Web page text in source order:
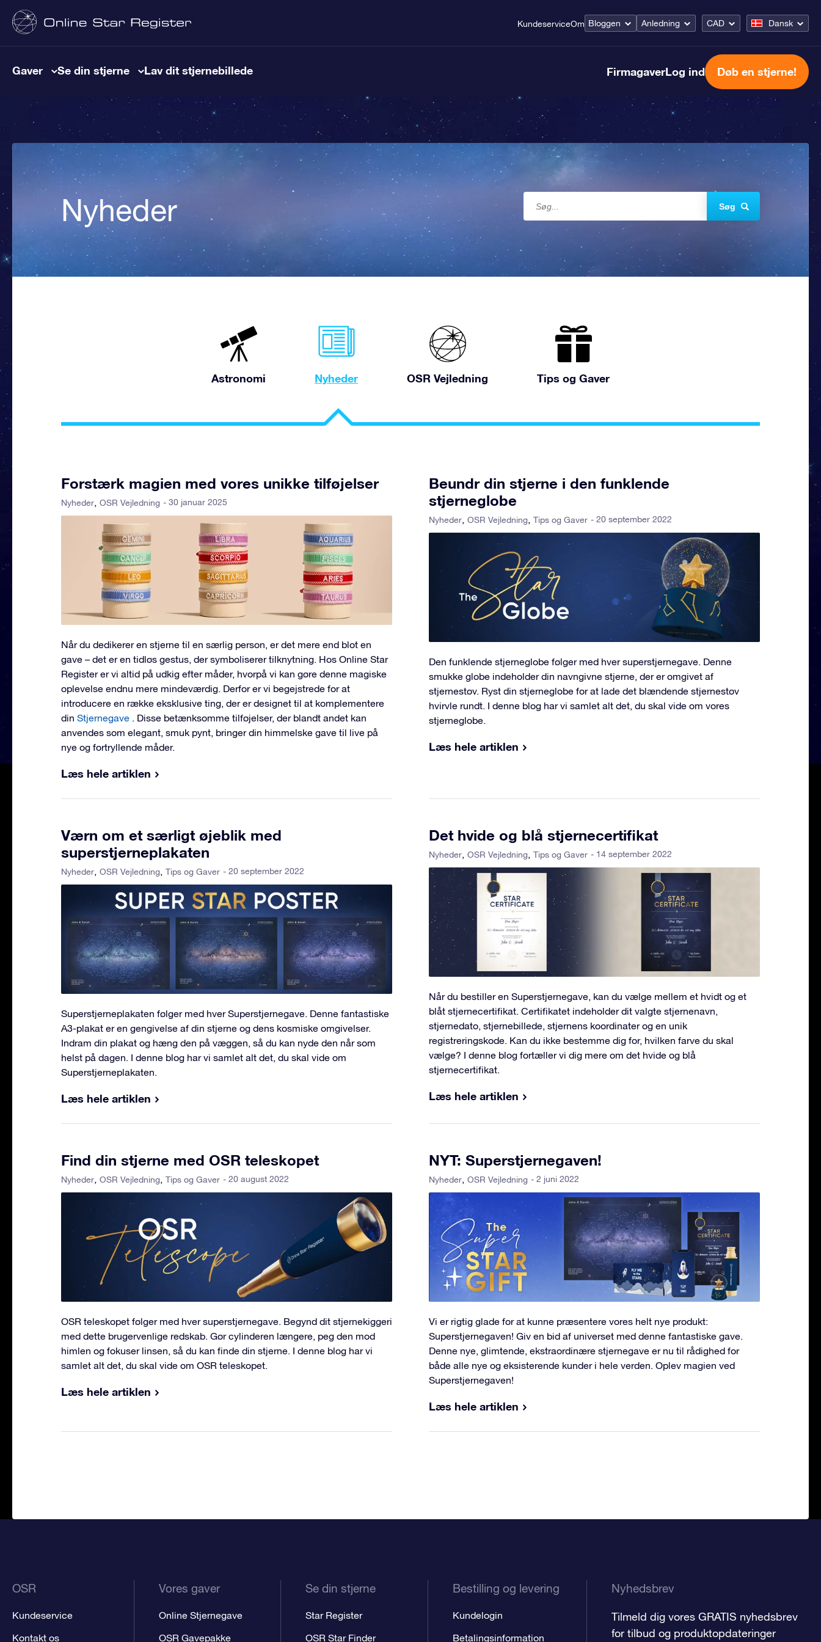
KundeserviceOm Bloggen Anledning CAD Dansk
Gaver Se din stjerne Lav dit stjernebillede FirmagaverLog ind Døb en stjerne!
Nyheder Søg
Astronomi Nyheder OSR Vejledning Tips og Gaver
Forstærk magien med vores unikke tilføjelser
Nyheder OSR Vejledning - 30 januar 2025
Når du dedikerer en stjerne til en særlig person, er det mere end blot en
gave – det er en tidløs gestus, der symboliserer tilknytning. Hos Online Star
Register er vi altid på udkig efter måder, hvorpå vi kan gøre denne magiske
oplevelse endnu mere mindeværdig. Derfor er vi begejstrede for at
introducere en række eksklusive ting, der er designet til at komplementere
din Stjernegave . Disse betænksomme tilføjelser, der blandt andet kan
anvendes som elegant, smuk pynt, bringer din himmelske gave til live på
nye og fortryllende måder.
Læs hele artiklen
Beundr din stjerne i den funklende
stjerneglobe
Nyheder OSR Vejledning Tips og Gaver - 20 september 2022
Den funklende stjerneglobe følger med hver superstjernegave. Denne
smukke globe indeholder din navngivne stjerne, der er omgivet af
stjernestøv. Ryst din stjerneglobe for at lade det blændende stjernestøv
hvirvle rundt. I denne blog har vi samlet alt det, du skal vide om vores
stjerneglobe.
Læs hele artiklen
Værn om et særligt øjeblik med
superstjerneplakaten
Nyheder OSR Vejledning Tips og Gaver - 20 september 2022
Superstjerneplakaten følger med hver Superstjernegave. Denne fantastiske
A3-plakat er en gengivelse af din stjerne og dens kosmiske omgivelser.
Indram din plakat og hæng den på væggen, så du kan nyde den når som
helst på dagen. I denne blog har vi samlet alt det, du skal vide om
Superstjerneplakaten.
Læs hele artiklen
Det hvide og blå stjernecertifikat
Nyheder OSR Vejledning Tips og Gaver - 14 september 2022
Når du bestiller en Superstjernegave, kan du vælge mellem et hvidt og et
blåt stjernecertifikat. Certifikatet indeholder dit valgte stjernenavn,
stjernedato, stjernebillede, stjernens koordinater og en unik
registreringskode. Kan du ikke bestemme dig for, hvilken farve du skal
vælge? I denne blog fortæller vi dig mere om det hvide og blå
stjernecertifikat.
Læs hele artiklen
Find din stjerne med OSR teleskopet
Nyheder OSR Vejledning Tips og Gaver - 20 august 2022
OSR teleskopet følger med hver superstjernegave. Begynd dit stjernekiggeri
med dette brugervenlige redskab. Gør cylinderen længere, peg den mod
himlen og fokuser linsen, så du kan finde din stjerne. I denne blog har vi
samlet alt det, du skal vide om OSR teleskopet.
Læs hele artiklen
NYT: Superstjernegaven!
Nyheder OSR Vejledning - 2 juni 2022
Vi er rigtig glade for at kunne præsentere vores helt nye produkt:
Superstjernegaven! Giv en bid af universet med denne fantastiske gave.
Denne nye, glimtende, ekstraordinære stjernegave er nu til rådighed for
både alle nye og eksisterende kunder i hele verden. Oplev magien ved
Superstjernegaven!
Læs hele artiklen
OSR
Kundeservice
Kontakt os
Vores gaver
Online Stjernegave
OSR Gavepakke
Se din stjerne
Star Register
OSR Star Finder
Bestilling og levering
Kundelogin
Betalingsinformation
Nyhedsbrev
Tilmeld dig vores GRATIS nyhedsbrev
for tilbud og produktopdateringer